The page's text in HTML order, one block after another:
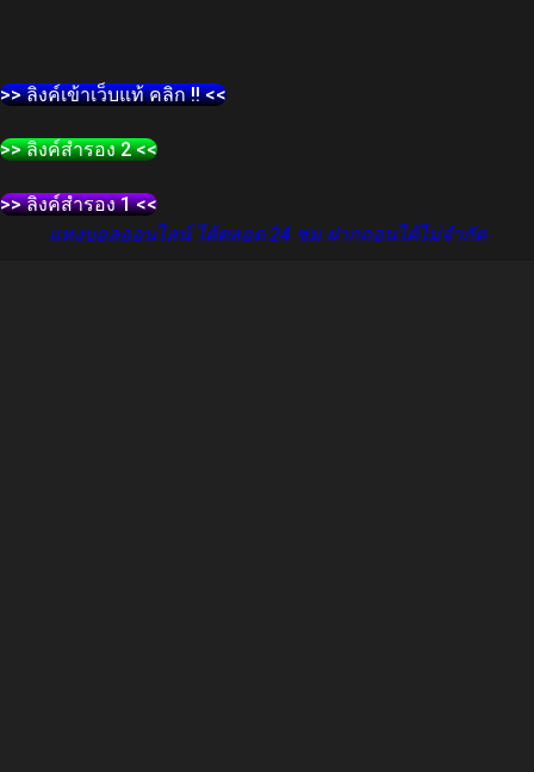
>> ลิงค์เข้าเว็บแท้ คลิก !! <<
>> ลิงค์สำรอง 2 <<
>> ลิงค์สำรอง 1 <<
แทงบอลออนไลน์ ได้ตลอด 24 ชม ฝากถอนได้ไม่จำกัด